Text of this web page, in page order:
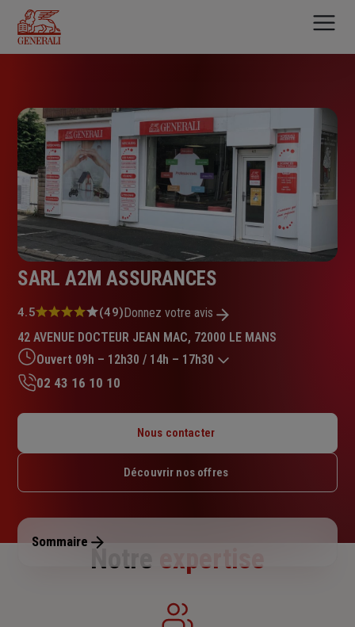
contenu
principal
SARL A2M ASSURANCES
Note
4.5
sur
5
étoiles
4.5 (49)Donnez votre avis
42 AVENUE DOCTEUR JEAN MAC, 72000 LE MANS
Ouvert 09h – 12h30 / 14h – 17h30
Mardi : 09h – 12h30 / 14h – 17h30
Jeudi : 09h – 12h30 / 14h – 17h30
Dimanche : Fermé
02 43 16 10 10
Nous contacter
Découvrir nos offres
Sommaire
Notre expertise